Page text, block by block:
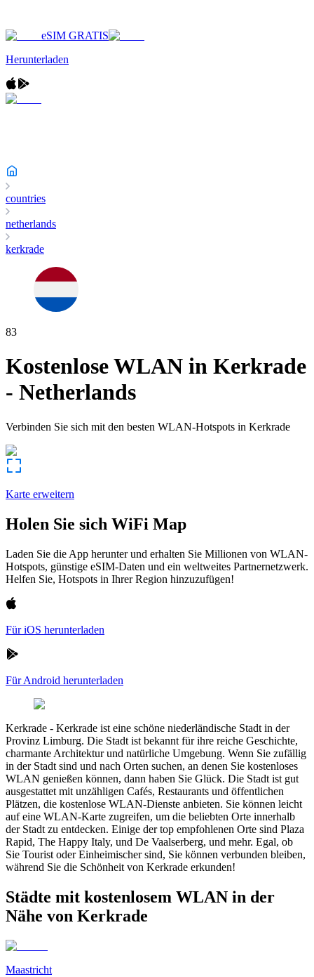
eSIM GRATIS
Herunterladen
countries
netherlands
kerkrade
83
Kostenlose WLAN in Kerkrade
- Netherlands
Verbinden Sie sich mit den besten WLAN-Hotspots in Kerkrade
Karte erweitern
Holen Sie sich WiFi Map
Laden Sie die App herunter und erhalten Sie Millionen von WLAN-
Hotspots, günstige eSIM-Daten und ein weltweites Partnernetzwerk.
Helfen Sie, Hotspots in Ihrer Region hinzuzufügen!
Für iOS herunterladen
Für Android herunterladen
Kerkrade - Kerkrade ist eine schöne niederländische Stadt in der
Provinz Limburg. Die Stadt ist bekannt für ihre reiche Geschichte,
charmante Architektur und natürliche Umgebung. Wenn Sie zufällig
in der Stadt sind und nach Orten suchen, an denen Sie kostenloses
WLAN genießen können, dann haben Sie Glück. Die Stadt ist gut
ausgestattet mit unzähligen Cafés, Restaurants und öffentlichen
Plätzen, die kostenlose WLAN-Dienste anbieten. Sie können leicht
auf eine WLAN-Karte zugreifen, um die beliebten Orte innerhalb
der Stadt zu entdecken. Einige der top empfohlenen Orte sind Plaza
Rapid, The Happy Italy, und De Vaalserberg, und mehr. Egal, ob
Sie Tourist oder Einheimischer sind, Sie können verbunden bleiben,
während Sie die Schönheit von Kerkrade erkunden!
Städte mit kostenlosem WLAN in der
Nähe von Kerkrade
Maastricht